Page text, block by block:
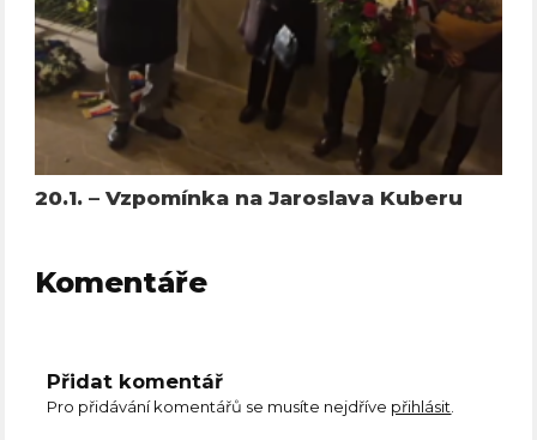
20.1. – Vzpomínka na Jaroslava Kuberu
Komentáře
Přidat komentář
Pro přidávání komentářů se musíte nejdříve přihlásit